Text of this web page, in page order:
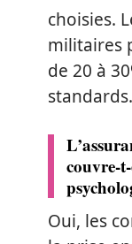
choisies.
militaires
de 20 à
standards.
couvre-
Oui, les